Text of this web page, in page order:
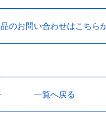
のお問い合わせはこちら
一覧へ戻る